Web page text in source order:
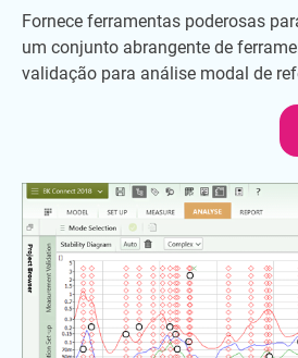
Fornece ferramentas poderosas
um conjunto abrangente de
validação para análise modal de